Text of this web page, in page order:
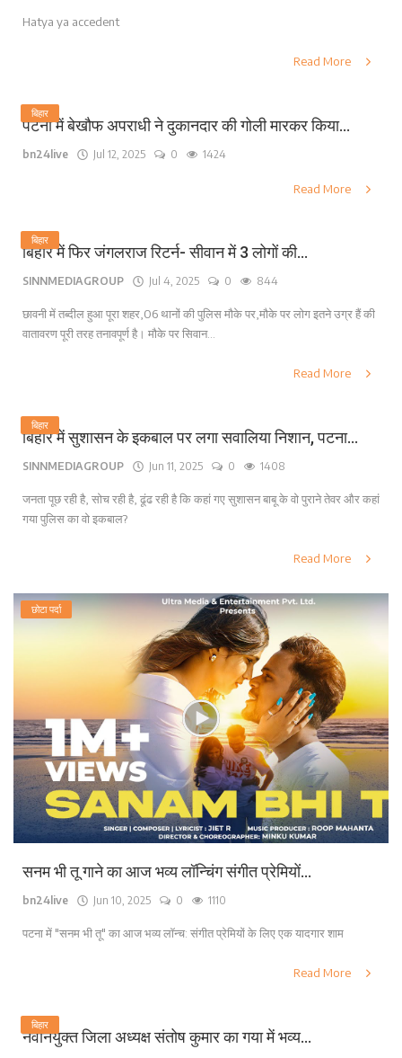
Hatya ya accedent
Read More
बिहार
पटना में बेखौफ अपराधी ने दुकानदार की गोली मारकर किया...
bn24live Jul 12, 2025 0 1424
Read More
बिहार
बिहार में फिर जंगलराज रिटर्न- सीवान में 3 लोगों की...
SINNMEDIAGROUP Jul 4, 2025 0 844
छावनी में तब्दील हुआ पूरा शहर,06 थानों की पुलिस मौके पर,मौके पर लोग इतने उग्र हैं की
वातावरण पूरी तरह तनावपूर्ण है। मौके पर सिवान...
Read More
बिहार
बिहार में सुशासन के इकबाल पर लगा सवालिया निशान, पटना...
SINNMEDIAGROUP Jun 11, 2025 0 1408
जनता पूछ रही है, सोच रही है, ढूंढ रही है कि कहां गए सुशासन बाबू के वो पुराने तेवर और कहां
गया पुलिस का वो इकबाल?
Read More
छोटा पर्दा
सनम भी तू गाने का आज भव्य लॉन्चिंग संगीत प्रेमियों...
bn24live Jun 10, 2025 0 1110
पटना में "सनम भी तू" का आज भव्य लॉन्च: संगीत प्रेमियों के लिए एक यादगार शाम
Read More
बिहार
नवनियुक्त जिला अध्यक्ष संतोष कुमार का गया में भव्य...